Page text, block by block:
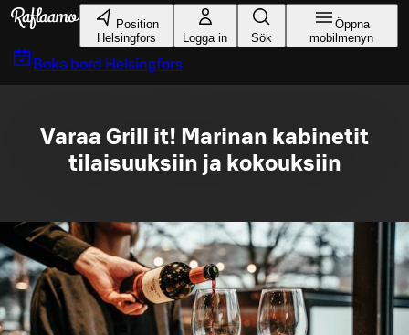
Gå till huvudinnehållet
Position
Helsingfors
Logga in Sök
Öppna
mobilmenyn
Boka bord Helsingfors
Varaa Grill it! Marinan kabinetit
tilaisuuksiin ja kokouksiin